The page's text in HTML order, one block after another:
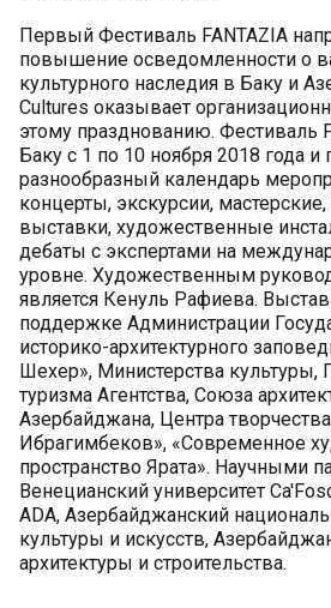
Первый Фестиваль FANTAZIA
повышение осведомленности о
культурного наследия в Баку и
Cultures оказывает
этому празднованию. Фестиваль
Баку с 1 по 10 ноября 2018 года и
разнообразный календарь
концерты, экскурсии,
выставки, художественные
дебаты с экспертами на
уровне. Художественным
является Кенуль Рафиева.
поддержке Администрации
историко-архитектурного
Шехер», Министерства культуры,
туризма Агентства, Союза
Азербайджана, Центра
Ибрагимбеков», «Современное
пространство Ярата». Научными
Венецианский университет
ADA, Азербайджанский
культуры и искусств,
архитектуры и строительства.